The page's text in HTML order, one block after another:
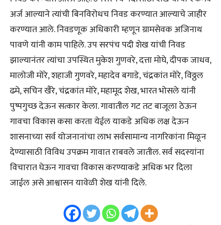
अर्ज आल्याने त्यांची बिनविरोधच निवड करण्यात आल्याचे जाहीर
करण्यात आले. निवडणूक अधिकारी म्हणून ग्रामसेवक अजिनाथ
पावणे यांनी काम पाहिले. उप सरपंच पदी शेख यांची निवड
झाल्यानंतर त्यांचा उपस्थित मुकेश गुणवरे, दत्ता मोघे, दीपक जाधव,
मालोजी मोरे, शहाजी गुणवरे, महादेव बगाडे, चंद्रकांत मोरे, विठ्ठल
ढमे, सचिन खैरे, चंद्रकांत मोरे, महामूद शेख, भारत भोसले यांनी
पुष्पगुच्छ देऊन सत्कार केला. गावातील गट तट बाजूला ठेऊन
गावचा विकास कसा करता येईल याकडे अधिक लक्ष देऊन
शासनाच्या सर्व योजनानांचा लाभ सर्वसामान्य नागरिकांना मिळून
देण्यासाठी विविध उपक्रम गावात राबवले जातील. सर्व सदस्यांना
विचारात घेऊन गावचा विकास करण्याकडे अधिक भर दिला
जाईल असे आश्वासन यावेळी शेख यांनी दिले.